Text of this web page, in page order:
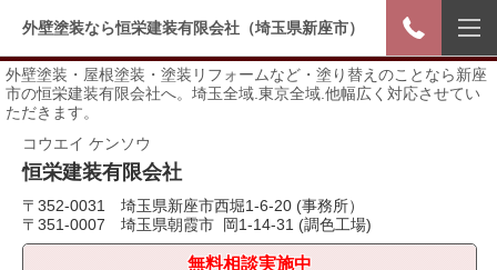
外壁塗装なら恒栄建装有限会社（埼玉県新座市）
外壁塗装・屋根塗装・塗装リフォームなど・塗り替えのことなら新座
市の恒栄建装有限会社へ。埼玉全域.東京全域.他幅広く対応させてい
ただきます。
コウエイ ケンソウ
恒栄建装有限会社
〒352-0031 埼玉県新座市西堀1-6-20 (事務所）
〒351-0007 埼玉県朝霞市 岡1-14-31 (調色工場)
無料相談実施中